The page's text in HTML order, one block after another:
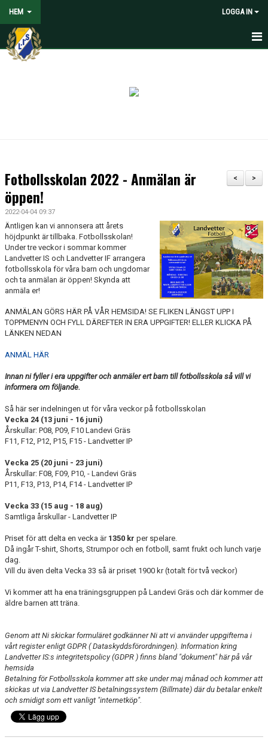
HEM LOGGA IN
HEM
BLI PARTNER TILL LIS
STÖDMEDLEM
SPELARE
LEDARE
POLICYDOKUMENT
KALENDER
MEDIA
FOTBOLLSSKOLA 2026
>
<
Fotbollsskolan 2022 - Anmälan är
öppen!
2022-04-04 09:37
Äntligen kan vi annonsera att årets
höjdpunkt är tillbaka. Fotbollsskolan!
Under tre veckor i sommar kommer
Landvetter IS och Landvetter IF arrangera
fotbollsskola för våra barn och ungdomar
och ta anmälan är öppen! Skynda att
anmäla er!
ANMÄLAN GÖRS HÄR PÅ VÅR HEMSIDA! SE FLIKEN LÄNGST UPP I
TOPPMENYN OCH FYLL DÄREFTER IN ERA UPPGIFTER! ELLER KLICKA PÅ
LÄNKEN NEDAN
ANMÄL HÄR
Innan ni fyller i era uppgifter och anmäler ert barn till fotbollsskola så vill vi
informera om följande.
Så här ser indelningen ut för våra veckor på fotbollsskolan
Vecka 24 (13 juni - 16 juni)
Årskullar: P08, P09, F10 Landevi Gräs
F11, F12, P12, P15, F15 - Landvetter IP
Vecka 25 (20 juni - 23 juni)
Årskullar: F08, F09, P10, - Landevi Gräs
P11, F13, P13, P14, F14 - Landvetter IP
Vecka 33 (15 aug - 18 aug)
Samtliga årskullar - Landvetter IP
Priset för att delta en vecka är1350 kr per spelare.
Då ingår T-shirt, Shorts, Strumpor och en fotboll, samt frukt och lunch varje
dag.
Vill du även delta Vecka 33 så är priset 1900 kr (totalt för två veckor)
Vi kommer att ha ena träningsgruppen på Landevi Gräs och där kommer de
äldre barnen att träna.
Genom att Ni skickar formuläret godkänner Ni att vi använder uppgifterna i
vårt register enligt GDPR ( Dataskyddsförordningen). Information kring
Landvetter IS:s integritetspolicy (GDPR ) finns bland "dokument" här på vår
hemsida
Betalning för Fotbollsskola kommer att ske under maj månad och kommer att
skickas ut via Landvetter IS betalningssystem (Billmate) där du betalar enkelt
och smidigt som ett vanligt "internetköp".